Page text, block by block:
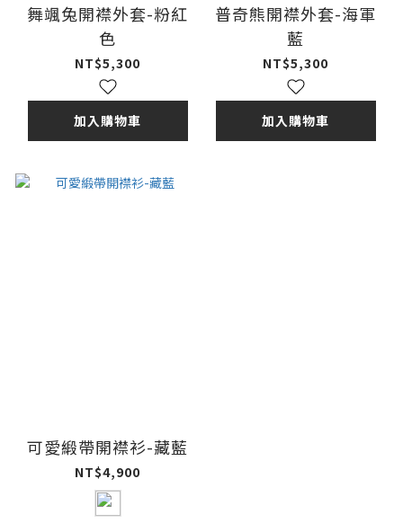
舞颯兔開襟外套-粉紅
色
NT$5,300
加入購物車
普奇熊開襟外套-海軍
藍
NT$5,300
加入購物車
可愛緞帶開襟衫-藏藍
NT$4,900